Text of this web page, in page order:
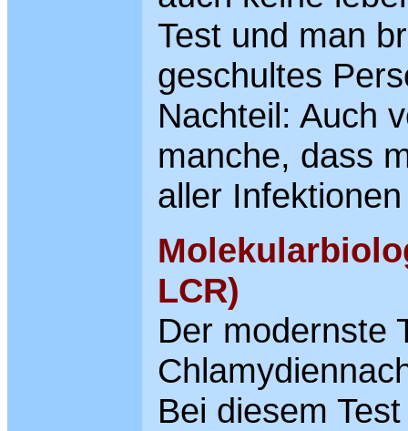
Test und man
geschultes
Nachteil: Auch
manche, dass
aller
Molekular
LCR)
Der modernste
Bei diesem